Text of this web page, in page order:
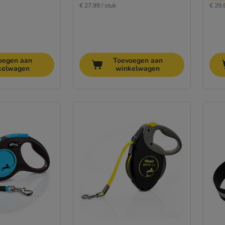
aan
€ 27,99 / stuk
Toevoegen aan
winkelwagen
€